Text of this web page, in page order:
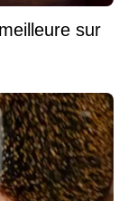
sur